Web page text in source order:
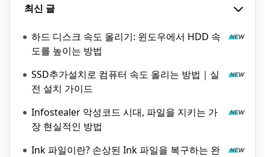
최신 글
하드 디스크 속도 올리기: 윈도우에서 HDD 속
도를 높이는 방법
SSD추가설치로 컴퓨터 속도 올리는 방법｜실
전 설치 가이드
Infostealer 악성코드 시대, 파일을 지키는 가
장 현실적인 방법
Ink 파일이란? 손상된 Ink 파일을 복구하는 완